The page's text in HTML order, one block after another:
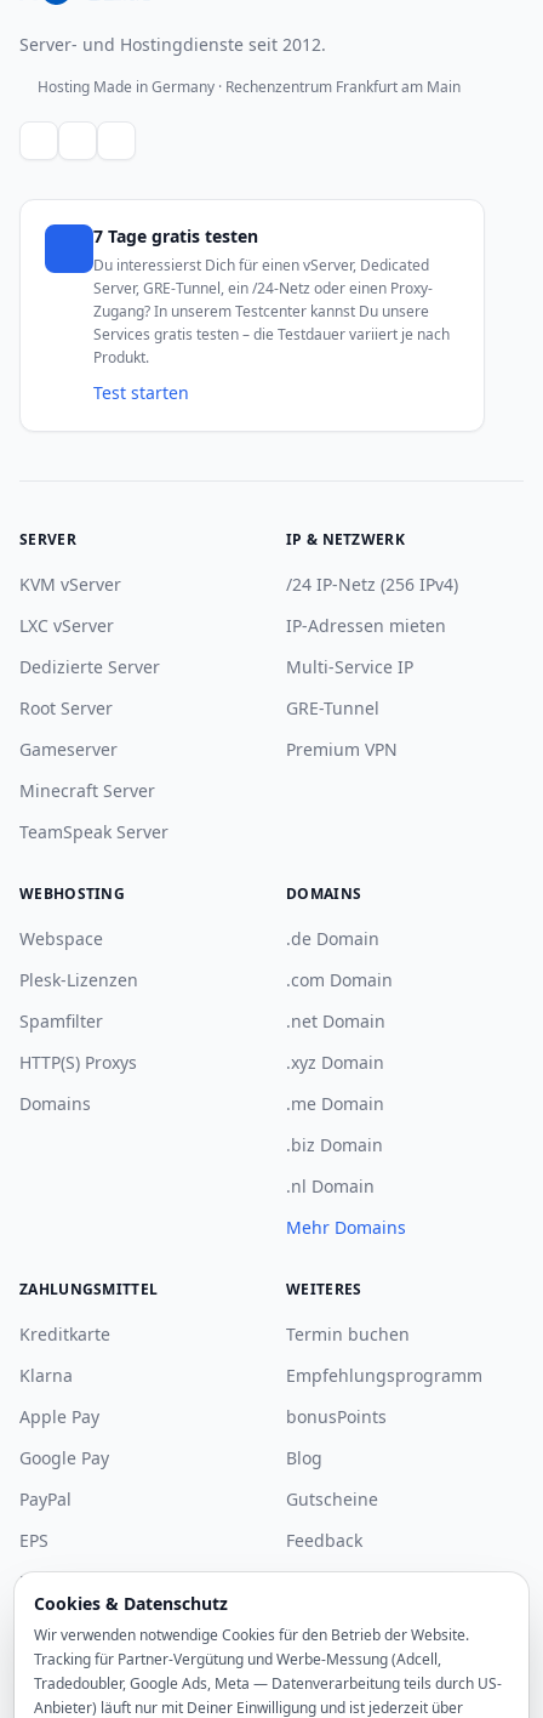
Server- und Hostingdienste seit 2012.
Hosting Made in Germany · Rechenzentrum Frankfurt am Main
7 Tage gratis testen
Du interessierst Dich für einen vServer, Dedicated
Server, GRE-Tunnel, ein /24-Netz oder einen Proxy-
Zugang? In unserem Testcenter kannst Du unsere
Services gratis testen – die Testdauer variiert je nach
Produkt.
Test starten
SERVER
KVM vServer
LXC vServer
Dedizierte Server
Root Server
Gameserver
Minecraft Server
TeamSpeak Server
IP & NETZWERK
/24 IP-Netz (256 IPv4)
IP-Adressen mieten
Multi-Service IP
GRE-Tunnel
Premium VPN
WEBHOSTING
Webspace
Plesk-Lizenzen
Spamfilter
HTTP(S) Proxys
Domains
DOMAINS
.de Domain
.com Domain
.net Domain
.xyz Domain
.me Domain
.biz Domain
.nl Domain
Mehr Domains
ZAHLUNGSMITTEL
Kreditkarte
Klarna
Apple Pay
Google Pay
PayPal
EPS
Bancontact
WEITERES
Termin buchen
Empfehlungsprogramm
bonusPoints
Blog
Gutscheine
Feedback
Sponsoring
Cookies & Datenschutz
Wir verwenden notwendige Cookies für den Betrieb der Website.
Tracking für Partner-Vergütung und Werbe-Messung (Adcell,
Tradedoubler, Google Ads, Meta — Datenverarbeitung teils durch US-
Anbieter) läuft nur mit Deiner Einwilligung und ist jederzeit über